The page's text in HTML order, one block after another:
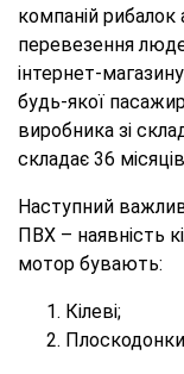
компаній рибалок
перевезення
інтернет-
будь-якої
виробника зі
складає 36
Наступний
ПВХ – наявність
мотор бувають:
Кілеві;
Плоскодонки